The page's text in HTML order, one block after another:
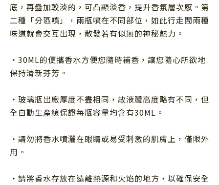
底，再疊加較淡的，可凸顯淡香，提升香氛層次感。第
二種「分區噴」，兩瓶噴在不同部位，如此行走間兩種
味道就會交互出現，散發若有似無的神秘魅力。
・ 30ML的便攜香水方便您隨時補香，讓您隨心所欲地
保持清新芬芳。
・玻璃瓶出廠厚度不盡相同，故液體高度略有不同，但
全自動生產線保證每瓶容量均含有30ML。
・請勿將香水噴灑在眼睛或易受刺激的肌膚上，僅限外
用。
・請將香水存放在遠離熱源和火焰的地方，以確保安全